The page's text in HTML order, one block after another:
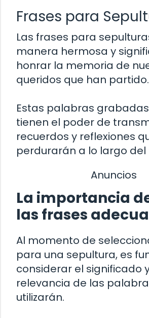
Frases para
Las frases para
manera hermosa y
honrar la memoria de
queridos que han partido.
Estas palabras
tienen el poder de
recuerdos y reflexiones
perdurarán a lo largo del
Anuncios
La importancia
las frases
Al momento de
para una sepultura, es
considerar el significado
relevancia de las
utilizarán.